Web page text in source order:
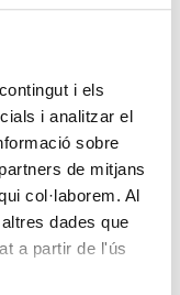
i els
i analitzar el
sobre
de mitjans
col·laborem. Al
dades que
a partir de l'ús